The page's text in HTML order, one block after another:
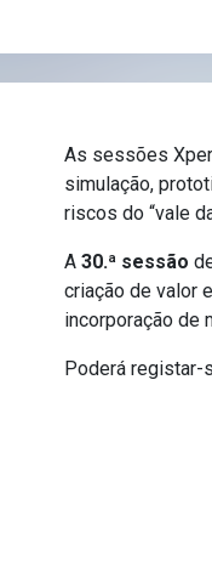
As sessões
simulação,
riscos do “vale
A 30.ª sessão
criação de valor
incorporação de
Poderá registar-